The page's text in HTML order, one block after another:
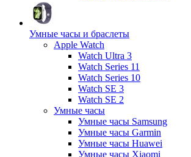
Умные часы и браслеты
Apple Watch
Watch Ultra 3
Watch Series 11
Watch Series 10
Watch SE 3
Watch SE 2
Умные часы
Умные часы Samsung
Умные часы Garmin
Умные часы Huawei
Умные часы Xiaomi